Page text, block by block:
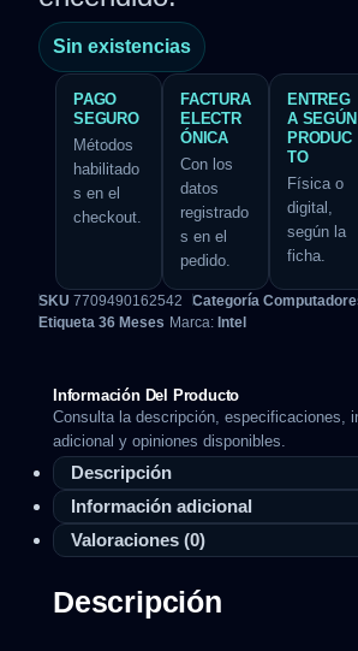
Sin existencias
PAGO
SEGURO
Métodos
habilitado
s en el
checkout.
FACTURA
ELECTR
ÓNICA
Con los
datos
registrado
s en el
pedido.
ENTREG
A SEGÚN
PRODUC
TO
Física o
digital,
según la
ficha.
SKU 7709490162542 Categoría
Etiqueta 36 Meses Marca: Intel
Información Del Producto
Consulta la descripción, especificaciones,
adicional y opiniones disponibles.
Descripción
Información adicional
Valoraciones (0)
Descripción